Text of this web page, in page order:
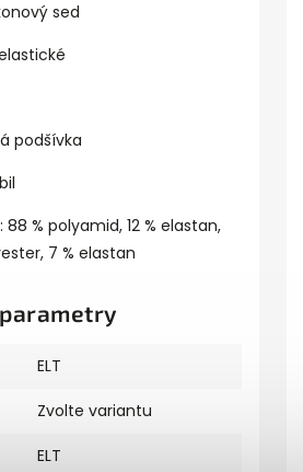
sed
podšívka
% polyamid, 12 % elastan,
7 % elastan
ELT
Zvolte variantu
ELT